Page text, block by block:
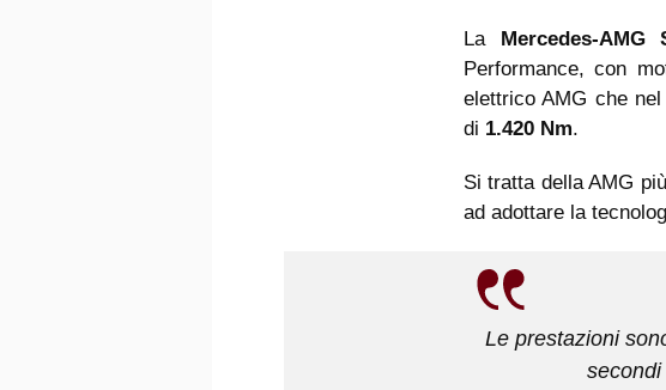
La Mercedes-AMG
Performance, con
elettrico AMG che
di 1.420 Nm.
Si tratta della AMG
ad adottare la
Le prestazioni